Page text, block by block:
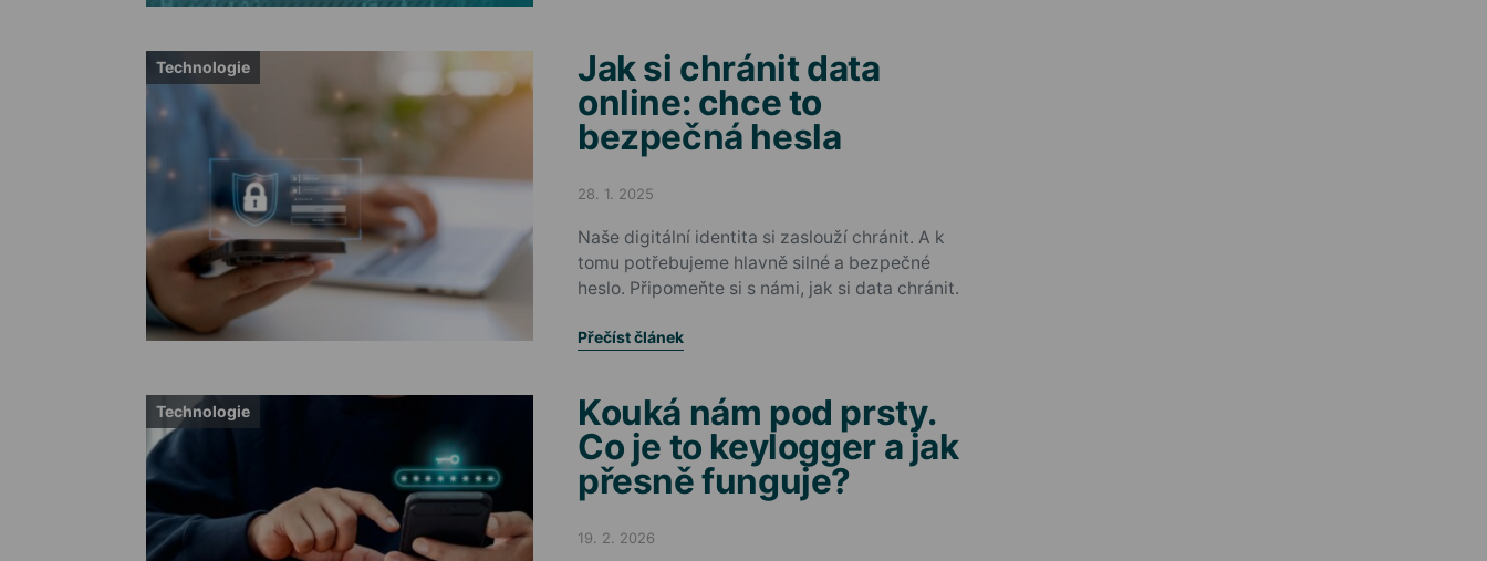
Technologie Jak si chránit data
online: chce to
bezpečná hesla
Posted on
28. 1. 2025
Naše digitální identita si zaslouží chránit. A k
tomu potřebujeme hlavně silné a bezpečné
heslo. Připomeňte si s námi, jak si data chránit.
Přečíst článek
Technologie Kouká nám pod prsty.
Co je to keylogger a jak
přesně funguje?
Posted on
19. 2. 2026